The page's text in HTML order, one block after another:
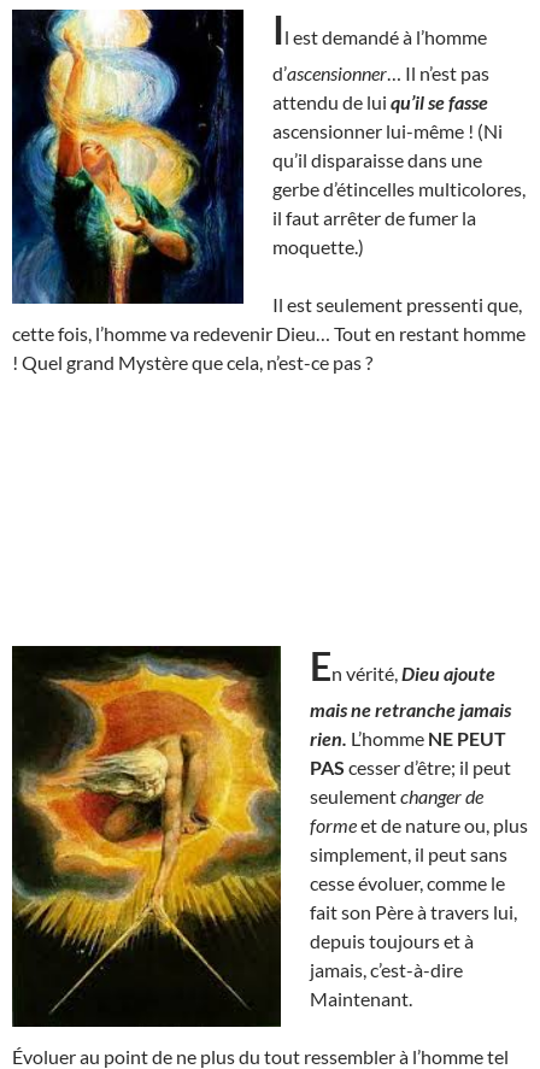
Il est demandé à l’homme
d’ascensionner … Il n’est pas
attendu de lui qu’il se fasse
ascensionner lui-même ! (Ni
qu’il disparaisse dans une
gerbe d’étincelles multicolores,
il faut arrêter de fumer la
moquette.)
Il est seulement pressenti que,
cette fois, l’homme va redevenir Dieu… Tout en restant homme
! Quel grand Mystère que cela, n’est-ce pas ?
En vérité, Dieu ajoute
mais ne retranche jamais
rien. L’homme NE PEUT
PAS cesser d’être; il peut
seulementchanger de
formeet de nature ou, plus
simplement, il peut sans
cesse évoluer, comme le
fait son Père à travers lui,
depuis toujours et à
jamais, c’est-à-dire
Maintenant.
Évoluer au point de ne plus du tout ressembler à l’homme tel